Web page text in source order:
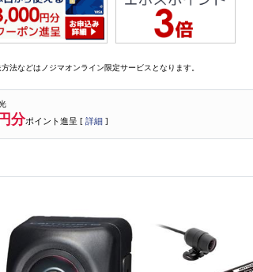
法などはノジマオンライン限定サービスとなります。
分ポイント進呈 [ 詳細 ]